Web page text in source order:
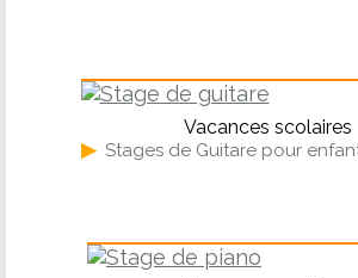
Vacances scolaires
▶ Stages de Guitare pour